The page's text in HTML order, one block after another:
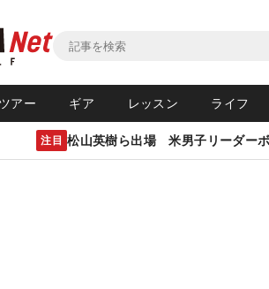
アー ギア レッスン ライフ
注目 松山英樹ら出場 米男子リーダー